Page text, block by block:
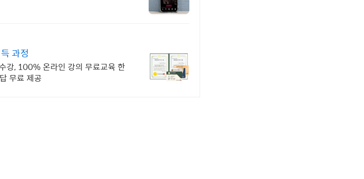
과정
강, 100% 온라인 강의 무료교육 한
무료 제공